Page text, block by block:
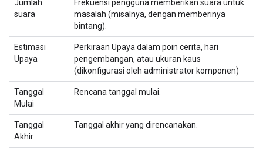
Jumlah
suara
Frekuensi pengguna memberikan suara untuk
masalah (misalnya, dengan memberinya
bintang).
Estimasi
Upaya
Perkiraan Upaya dalam poin cerita, hari
pengembangan, atau ukuran kaus
(dikonfigurasi oleh administrator komponen)
Tanggal
Mulai
Rencana tanggal mulai.
Tanggal
Akhir
Tanggal akhir yang direncanakan.